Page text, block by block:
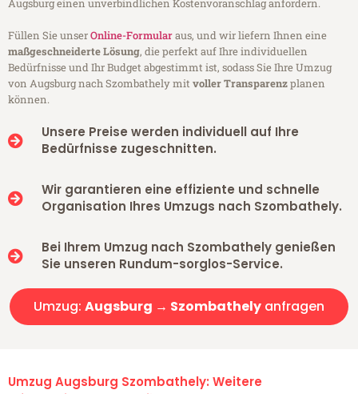
Augsburg einen unverbindlichen Kostenvoranschlag anfordern.
Füllen Sie unserOnline-Formularaus, und wir liefern Ihnen eine
maßgeschneiderte Lösung, die perfekt auf Ihre individuellen
Bedürfnisse und Ihr Budget abgestimmt ist, sodass Sie Ihre Umzug
von Augsburg nach Szombathely mitvoller Transparenzplanen
können.
Unsere Preise werden individuell auf Ihre
Bedürfnisse zugeschnitten.
Wir garantieren eine effiziente und schnelle
Organisation Ihres Umzugs nach Szombathely.
Bei Ihrem Umzug nach Szombathely genießen
Sie unseren Rundum-sorglos-Service.
Umzug: Augsburg → Szombathely anfragen
Umzug Augsburg Szombathely: Weitere